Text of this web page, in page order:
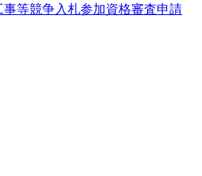
事等競争入札参加資格審査申請